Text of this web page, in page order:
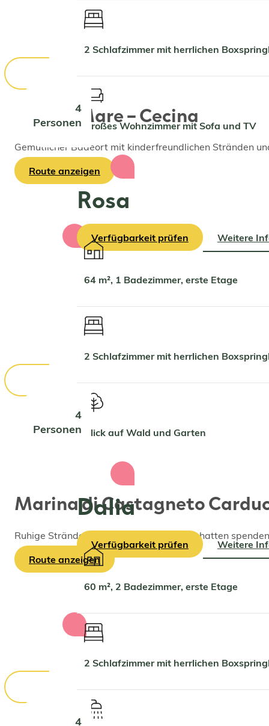
4
Personen
2 Schlafzimmer mit herrlichen
Großes Wohnzimmer mit Sofa und TV
Verfügbarkeit prüfen Weitere
4
Personen
Rosa
64 m², 1 Badezimmer, erste Etage
2 Schlafzimmer mit herrlichen
Blick auf Wald und Garten
Verfügbarkeit prüfen Weitere
4
Dalia
60 m², 2 Badezimmer, erste Etage
2 Schlafzimmer mit herrlichen
Cecina Mare – Cecina
Gemütlicher Badeort mit kinderfreundlichen Stränden
Route anzeigen
Marina di Castagneto
Ruhige Strände mit Pinienwäldern, die Schatten
Route anzeigen